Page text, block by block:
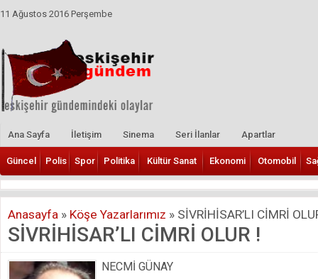
11 Ağustos 2016 Perşembe
Ana Sayfa İletişim Sinema Seri İlanlar Apartlar
Güncel Polis Spor Politika Kültür Sanat Ekonomi Otomobil
Anasayfa » Köşe Yazarlarımız » SİVRİHİSAR’LI CİMRİ
SİVRİHİSAR’LI CİMRİ OLUR !
NECMİ GÜNAY